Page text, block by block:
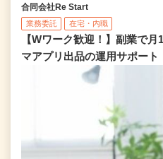
合同会社Re Start
業務委託 在宅・内職
【Wワーク歓迎！】副業で
マアプリ出品の運用サポー